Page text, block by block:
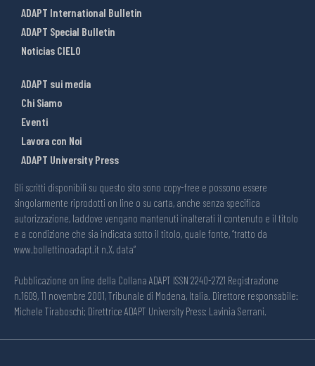
ADAPT International Bulletin
ADAPT Special Bulletin
Noticias CIELO
ADAPT sui media
Chi Siamo
Eventi
Lavora con Noi
ADAPT University Press
Gli scritti disponibili su questo sito sono copy-free e possono essere
singolarmente riprodotti on line o su carta, anche senza specifica
autorizzazione, laddove vengano mantenuti inalterati il contenuto e il titolo
e a condizione che sia indicata sotto il titolo, quale fonte, “tratto da
www.bollettinoadapt.it n.X, data“
Pubblicazione on line della Collana ADAPT ISSN 2240-2721 Registrazione
n.1609, 11 novembre 2001, Tribunale di Modena, Italia. Direttore responsabile:
Michele Tiraboschi; Direttrice ADAPT University Press: Lavinia Serrani.